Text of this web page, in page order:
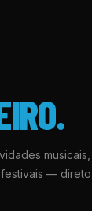
musicais,
— direto